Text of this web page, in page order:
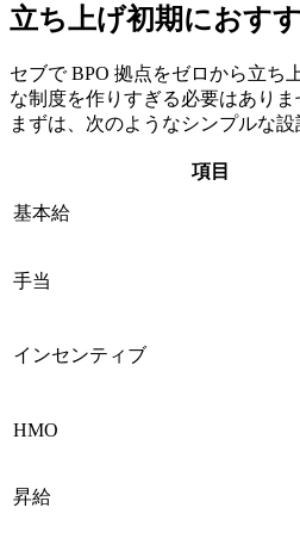
立ち上げ初期におす
セブで BPO 拠点をゼロから立ち
な制度を作りすぎる必要はありま
まずは、次のようなシンプルな設
項目
基本給
手当
インセンティブ
HMO
昇給